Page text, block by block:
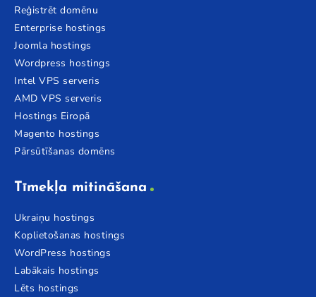
Reģistrēt domēnu
Enterprise hostings
Joomla hostings
Wordpress hostings
Intel VPS serveris
AMD VPS serveris
Hostings Eiropā
Magento hostings
Pārsūtīšanas domēns
Tīmekļa mitināšana
Ukraiņu hostings
Koplietošanas hostings
WordPress hostings
Labākais hostings
Lēts hostings